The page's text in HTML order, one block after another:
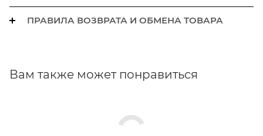
ПРАВИЛА ВОЗВРАТА И ОБМЕНА ТОВАРА
Вам также может понравиться